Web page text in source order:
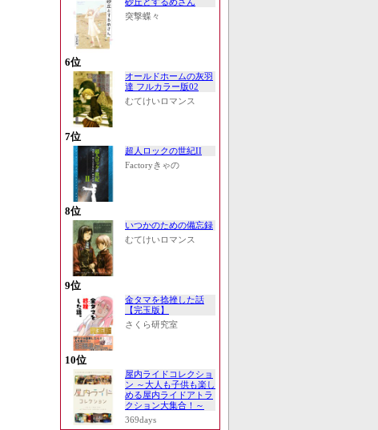
砂丘とするめさん
突撃蝶々
6位
オールドホームの灰羽
達 フルカラー版02
むてけいロマンス
7位
超人ロックの世紀II
Factoryきゃの
8位
いつかのための備忘録
むてけいロマンス
9位
金タマを捻挫した話
【完玉版】
さくら研究室
10位
屋内ライドコレクショ
ン ～大人も子供も楽し
める屋内ライドアトラ
クション大集合！～
369days